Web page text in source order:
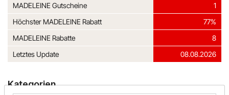
MADELEINE Gutscheine
1
Höchster MADELEINE Rabatt
77%
MADELEINE Rabatte
8
Letztes Update
08.08.2026
Kategorien